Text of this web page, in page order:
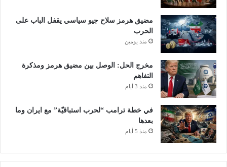
ج
و
ر
و
د
و
ش
1
مضيق هرمز سلاح جيو سياسي يقفل الباب على
الحرب
منذ يومين
مخرج الحل: الوصل بين مضيق هرمز ومذكرة
التفاهم
منذ 3 أيام
في خطة ترامب “لحرب استباقيّة” مع ايران وما
بعدها
منذ 5 أيام